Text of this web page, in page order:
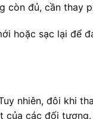
còn đủ, cần thay
hoặc sạc lại để
nhiên, đôi khi
của các đối